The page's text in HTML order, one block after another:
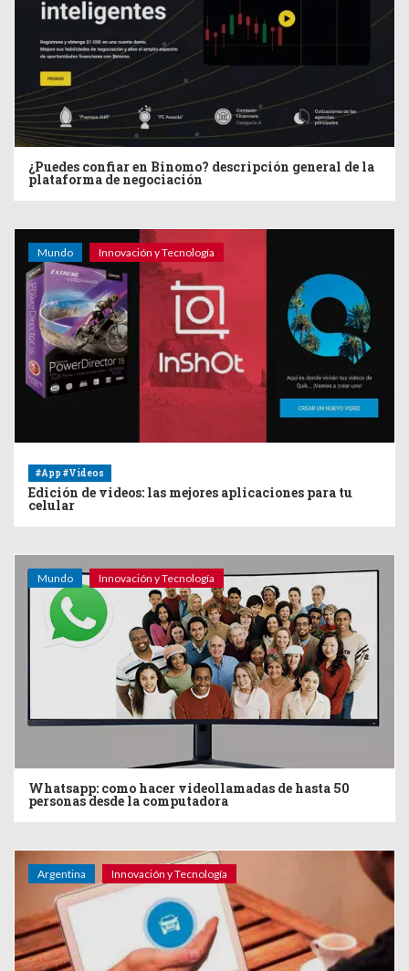
¿Puedes confiar en Binomo? descripción general de la
plataforma de negociación
Mundo Innovación y Tecnología
#App #Videos
Edición de videos: las mejores aplicaciones para tu
celular
Mundo Innovación y Tecnología
Whatsapp: como hacer videollamadas de hasta 50
personas desde la computadora
Argentina Innovación y Tecnología